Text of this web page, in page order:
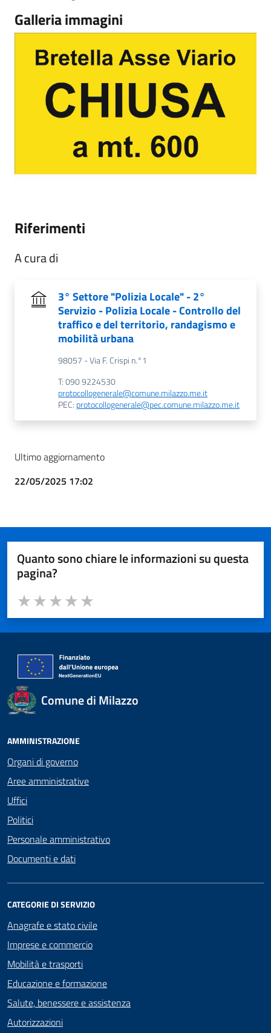
Galleria immagini
Riferimenti
A cura di
3° Settore "Polizia Locale" - 2°
Servizio - Polizia Locale - Controllo del
traffico e del territorio, randagismo e
mobilità urbana
98057 - Via F. Crispi n.°1
T: 090 9224530
protocollogenerale@comune.milazzo.me.it
PEC: protocollogenerale@pec.comune.milazzo.me.it
Ultimo aggiornamento
22/05/2025 17:02
Quanto sono chiare le informazioni su questa
pagina?
Valuta da 1 a 5 stelle la pagina
Valuta 5 stelle su 5
Valuta 4 stelle su 5
Valuta 3 stelle su 5
Valuta 2 stelle su 5
Valuta 1 stelle su 5
Comune di Milazzo
AMMINISTRAZIONE
Organi di governo
Aree amministrative
Uffici
Politici
Personale amministrativo
Documenti e dati
CATEGORIE DI SERVIZIO
Anagrafe e stato civile
Imprese e commercio
Mobilità e trasporti
Educazione e formazione
Salute, benessere e assistenza
Autorizzazioni